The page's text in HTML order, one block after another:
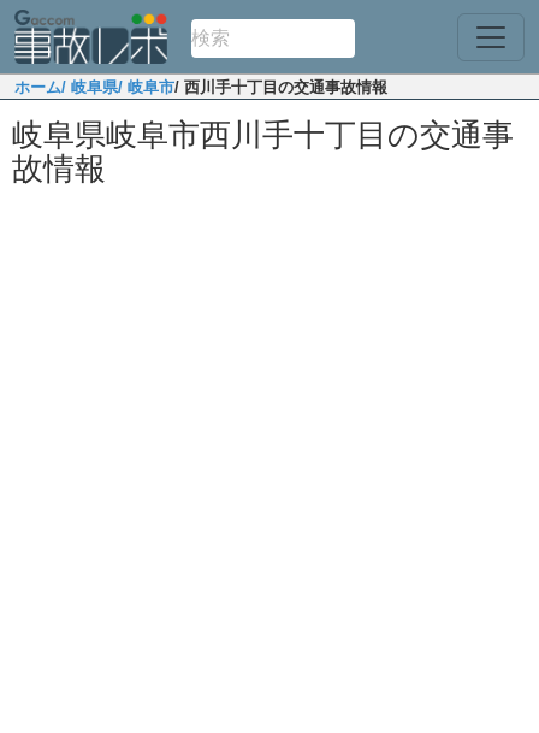
ホーム/ 岐阜県/ 岐阜市/ 西川手十丁目の交通事故情報
岐阜県岐阜市西川手十丁目の交通事
故情報